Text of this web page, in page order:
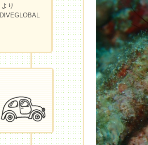
より
DIVEGLOBAL